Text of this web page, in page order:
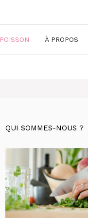
POISSON À PROPOS
QUI SOMMES-NOUS ?